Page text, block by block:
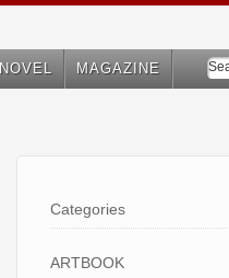
NOVEL MAGAZINE
Categories
ARTBOOK